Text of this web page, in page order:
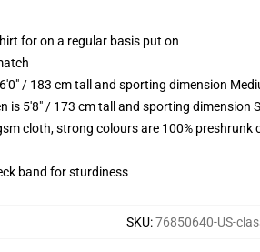
for on a regular basis put on
/ 183 cm tall and sporting dimension
is 5'8" / 173 cm tall and sporting dimension
cloth, strong colours are 100%
band for sturdiness
SKU:76850640-US-